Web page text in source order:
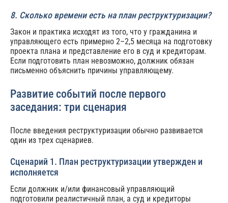
8. Сколько времени есть на план реструктуризации?
Закон и практика исходят из того, что у гражданина и
управляющего есть примерно 2–2,5 месяца на подготовку
проекта плана и представление его в суд и кредиторам.
Если подготовить план невозможно, должник обязан
письменно объяснить причины управляющему.
Развитие событий после первого
заседания: три сценария
После введения реструктуризации обычно развивается
один из трех сценариев.
Сценарий 1. План реструктуризации утвержден и
исполняется
Если должник и/или финансовый управляющий
подготовили реалистичный план, а суд и кредиторы